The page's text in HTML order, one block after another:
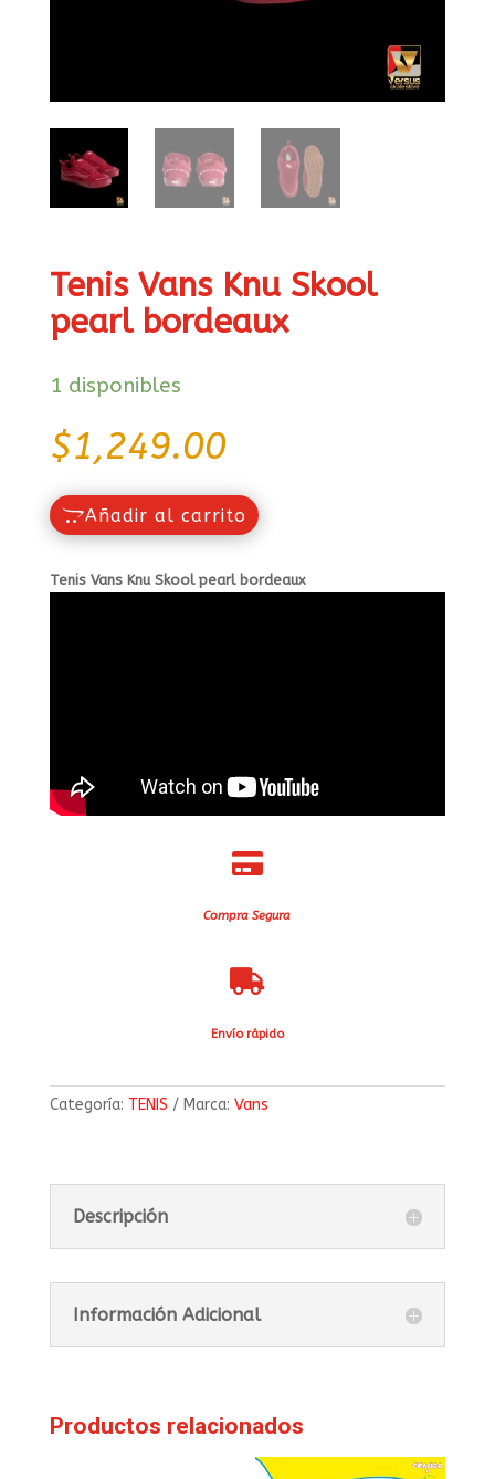
Tenis Vans Knu Skool
pearl bordeaux
1 disponibles
$1,249.00
Añadir al carrito
Tenis Vans Knu Skool pearl bordeaux

Compra Segura

Envío rápido
Categoría: TENIS Marca: Vans
Descripción
Información Adicional
Productos relacionados